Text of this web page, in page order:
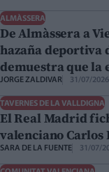
ALMÀSSERA
De Almàssera a
hazaña deportiva
demuestra que la
JORGE ZALDIVAR 31/07/2026
TAVERNES DE LA VALLDIGNA
El Real Madrid
valenciano Carlos
SARA DE LA FUENTE 31/07/